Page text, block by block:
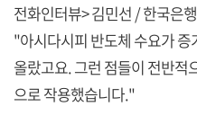
전화인터뷰> 김민선 / 한국은
"아시다시피 반도체 수요가
올랐고요. 그런 점들이 전반적
으로 작용했습니다."